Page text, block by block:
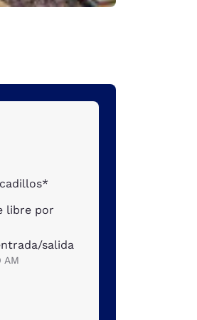
libre por
salida
AM